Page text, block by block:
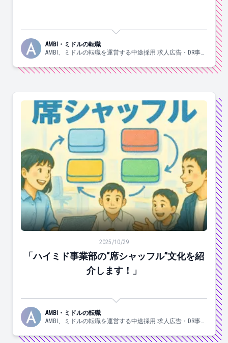
AMBI・ミドルの転職
AMBI、ミドルの転職を運営する中途採用 求人広告・DR事業
「ハイミド事業部の“席シャッフル”文化を紹介します！
2025/10/29
「ハイミド事業部の“席シャッフル”文化を紹
介します！」
AMBI・ミドルの転職
AMBI、ミドルの転職を運営する中途採用 求人広告・DR事業